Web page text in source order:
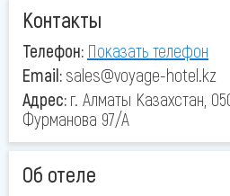
Контакты
Телефон: Показать телефон
Email: sales@voyage-hotel.kz
Адрес: г. Алматы Казахстан,
Фурманова 97/А
Об отеле